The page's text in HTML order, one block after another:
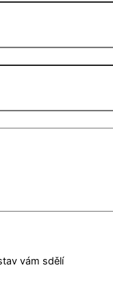
vám sdělí